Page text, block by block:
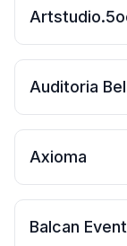
Auditoria
Axioma
Balcan